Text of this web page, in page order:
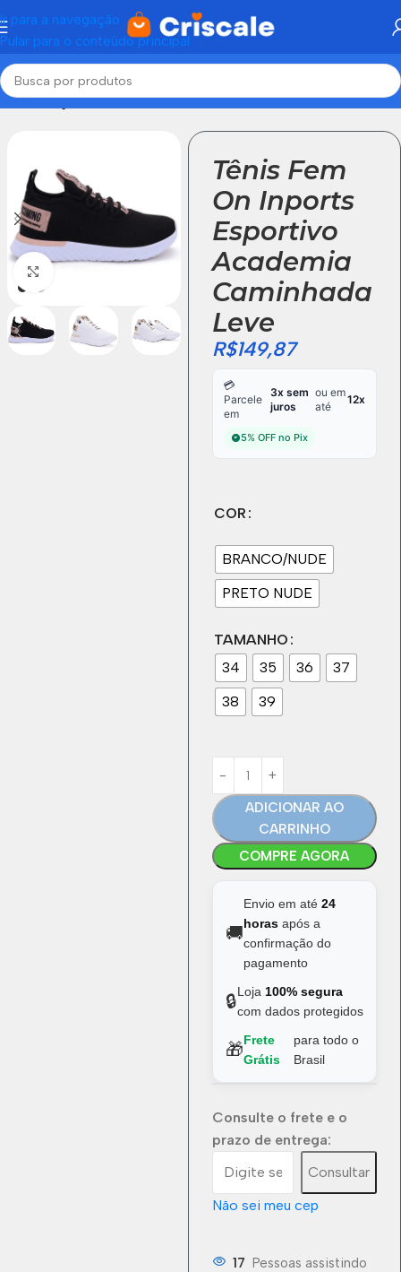
Ir para a navegação
Pular para o conteúdo principal
Início Calçados Femininos
Tênis Fem
On Inports
Esportivo
Academia
Caminhada
Leve
R$149,87
💳
Parcele
em
3x sem
juros
ou em
até
12x
5% OFF no Pix
COR
BRANCO/NUDE
PRETO NUDE
TAMANHO
34
35 36
37
38
39
ADICIONAR AO
CARRINHO
COMPRE AGORA
🚚
Envio em até 24
horasapós a
confirmação do
pagamento
🔒Loja 100% segura
com dados protegidos
🎁Frete
Grátis
para todo o
Brasil
Consulte o frete e o
prazo de entrega:
Consultar
Não sei meu cep
17 Pessoas assistindo